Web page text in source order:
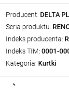
Producent: DELTA
Seria produktu:
Indeks producenta:
Indeks TIM: 0001-
Kategoria: Kurtki